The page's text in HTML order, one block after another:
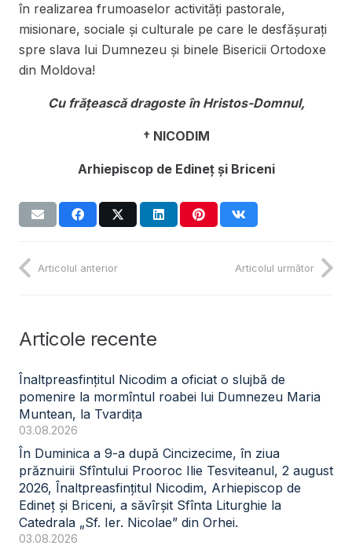
în realizarea frumoaselor activităţi pastorale,
misionare, sociale şi culturale pe care le desfăşuraţi
spre slava lui Dumnezeu şi binele Bisericii Ortodoxe
din Moldova!
Cu frăţească dragoste în Hristos-Domnul,
† NICODIM
Arhiepiscop de Edineţ şi Briceni
Articolul anterior Articolul următor
Articole recente
Înaltpreasfințitul Nicodim a oficiat o slujbă de
pomenire la mormîntul roabei lui Dumnezeu Maria
Muntean, la Tvardița
03.08.2026
În Duminica a 9-a după Cincizecime, în ziua
prăznuirii Sfîntului Prooroc Ilie Tesviteanul, 2 august
2026, Înaltpreasfințitul Nicodim, Arhiepiscop de
Edineț și Briceni, a săvîrșit Sfînta Liturghie la
Catedrala „Sf. Ier. Nicolae” din Orhei.
03.08.2026